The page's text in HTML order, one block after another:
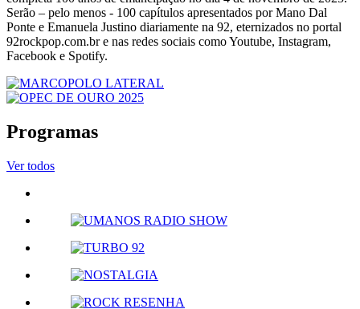
Serão – pelo menos - 100 capítulos apresentados por Mano Dal
Ponte e Emanuela Justino diariamente na 92, eternizados no portal
92rockpop.com.br e nas redes sociais como Youtube, Instagram,
Facebook e Spotify.
Programas
Ver todos